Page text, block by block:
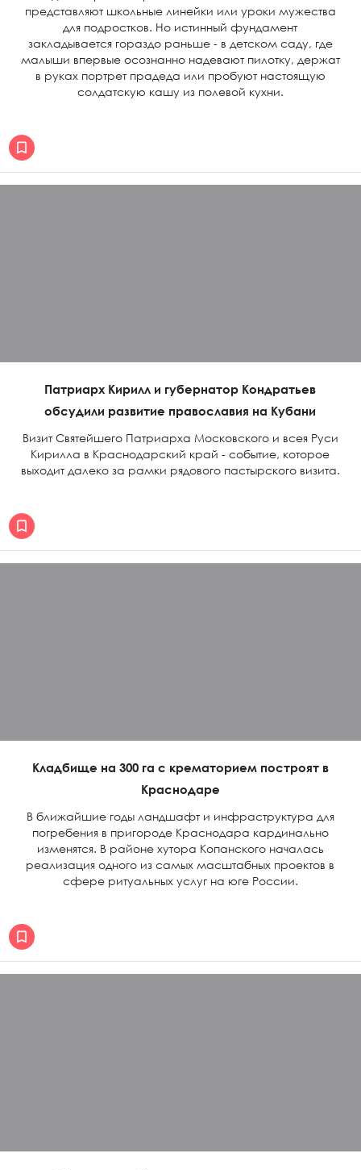
представляют школьные линейки или уроки мужества
для подростков. Но истинный фундамент
закладывается гораздо раньше - в детском саду, где
малыши впервые осознанно надевают пилотку, держат
в руках портрет прадеда или пробуют настоящую
солдатскую кашу из полевой кухни.
Патриарх Кирилл и губернатор Кондратьев
обсудили развитие православия на Кубани
Визит Святейшего Патриарха Московского и всея Руси
Кирилла в Краснодарский край - событие, которое
выходит далеко за рамки рядового пастырского визита.
Кладбище на 300 га с крематорием построят в
Краснодаре
В ближайшие годы ландшафт и инфраструктура для
погребения в пригороде Краснодара кардинально
изменятся. В районе хутора Копанского началась
реализация одного из самых масштабных проектов в
сфере ритуальных услуг на юге России.